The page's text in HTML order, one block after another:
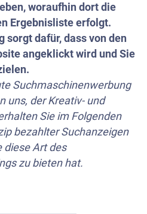
woraufhin dort die
Ergebnisliste erfolgt.
sorgt dafür, dass von den
angeklickt wird und Sie
Suchmaschinenwerbung
uns, der Kreativ- und
Sie im Folgenden
bezahlter Suchanzeigen
diese Art des
zu bieten hat.